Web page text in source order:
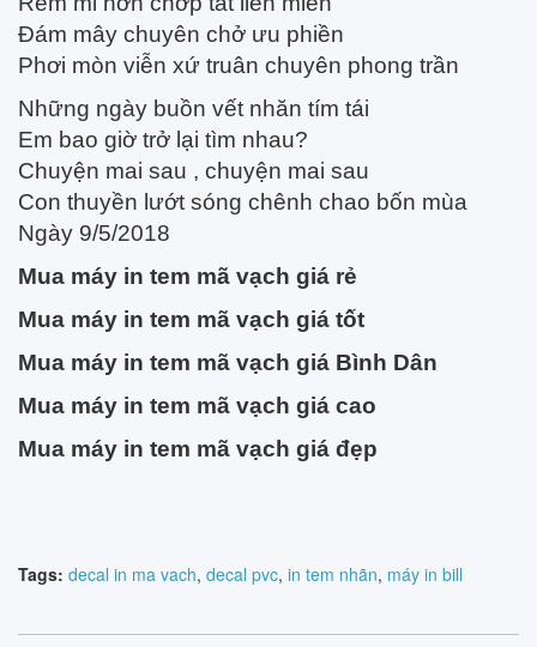
Đám mây chuyên chở ưu phiền
Phơi mòn viễn xứ truân chuyên phong trần
Những ngày buồn vết nhăn tím tái
Em bao giờ trở lại tìm nhau?
Chuyện mai sau , chuyện mai sau
Con thuyền lướt sóng chênh chao bốn mùa
Ngày 9/5/2018
Mua máy in tem mã vạch giá rẻ
Mua máy in tem mã vạch giá tốt
Mua máy in tem mã vạch giá Bình Dân
Mua máy in tem mã vạch giá cao
Mua máy in tem mã vạch giá đẹp
Tags: decal in ma vach, decal pvc, in tem nhãn, máy in bill